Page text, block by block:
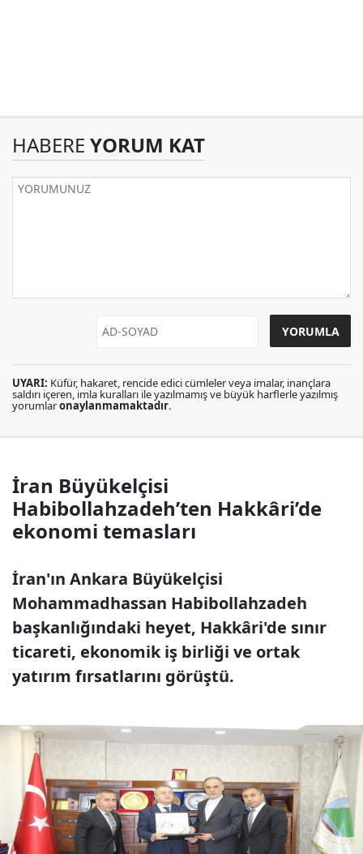
HABERE YORUM KAT
UYARI: Küfür, hakaret, rencide edici cümleler veya imalar, inançlara
saldırı içeren, imla kuralları ile yazılmamış ve büyük harflerle yazılmış
yorumlaronaylanmamaktadır.
İran Büyükelçisi
Habibollahzadeh’ten Hakkâri’de
ekonomi temasları
İran'ın Ankara Büyükelçisi
Mohammadhassan Habibollahzadeh
başkanlığındaki heyet, Hakkâri'de sınır
ticareti, ekonomik iş birliği ve ortak
yatırım fırsatlarını görüştü.